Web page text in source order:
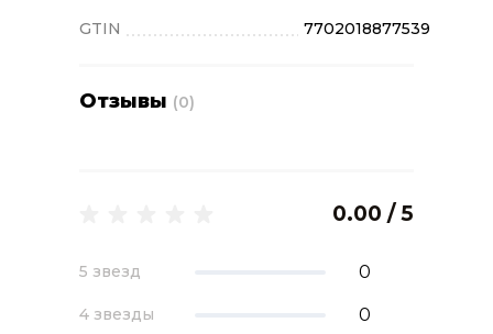
GTIN 7702018877539
Отзывы (0)
0.00 / 5
5 звезд 0
4 звезды 0